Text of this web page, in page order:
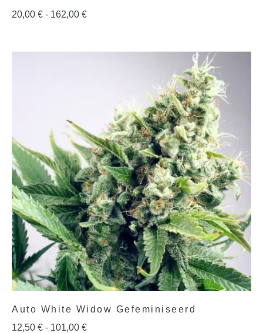
20,00 € - 162,00 €
Auto White Widow Gefeminiseerd
12,50 € - 101,00 €